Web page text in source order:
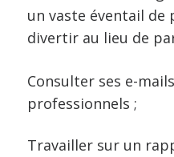
un vaste éventail
divertir au lieu de
Consulter ses e-
professionnels ;
Travailler sur un